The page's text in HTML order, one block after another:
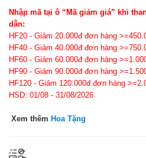
Nhập mã tại ô “Mã giảm giá” khi
dẫn:
HF20 - Giảm 20.000đ đơn hàng
HF40 - Giảm 40.000đ đơn hàng
HF60 - Giảm 60.000đ đơn hàng
HF90 - Giảm 90.000đ đơn hàng
HF120 - Giảm 120.000đ đơn hàng
HSD: 01/08 - 31/08/2026
Xem thêm Hoa Tặng